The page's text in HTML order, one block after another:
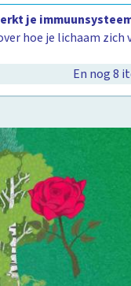
je
hoe je lichaam zich
En nog 8